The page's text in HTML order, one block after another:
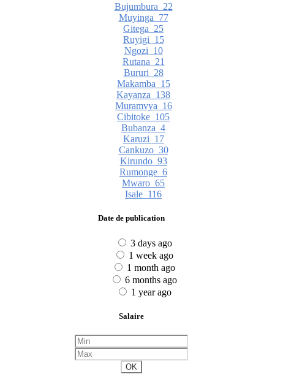
Bujumbura 22
Muyinga 77
Gitega 25
Ruyigi 15
Ngozi 10
Rutana 21
Bururi 28
Makamba 15
Kayanza 138
Muramvya 16
Cibitoke 105
Bubanza 4
Karuzi 17
Cankuzo 30
Kirundo 93
Rumonge 6
Mwaro 65
Isale 116
Date de publication
3 days ago
1 week ago
1 month ago
6 months ago
1 year ago
Salaire
OK